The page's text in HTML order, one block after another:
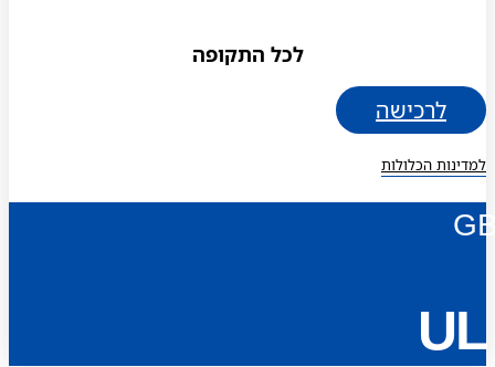
לכל התקופה
לרכישה
למדינות הכלולות
UL